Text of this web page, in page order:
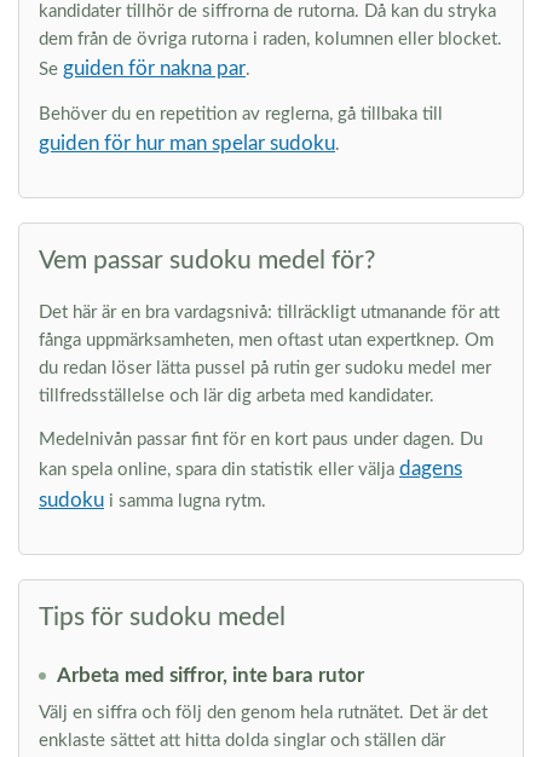
kandidater tillhör de siffrorna de rutorna. Då kan du stryka
dem från de övriga rutorna i raden, kolumnen eller blocket.
Se guiden för nakna par.
Behöver du en repetition av reglerna, gå tillbaka till
guiden för hur man spelar sudoku.
Vem passar sudoku medel för?
Det här är en bra vardagsnivå: tillräckligt utmanande för att
fånga uppmärksamheten, men oftast utan expertknep. Om
du redan löser lätta pussel på rutin ger sudoku medel mer
tillfredsställelse och lär dig arbeta med kandidater.
Medelnivån passar fint för en kort paus under dagen. Du
kan spela online, spara din statistik eller välja dagens
sudoku i samma lugna rytm.
Tips för sudoku medel
Arbeta med siffror, inte bara rutor
Välj en siffra och följ den genom hela rutnätet. Det är det
enklaste sättet att hitta dolda singlar och ställen där